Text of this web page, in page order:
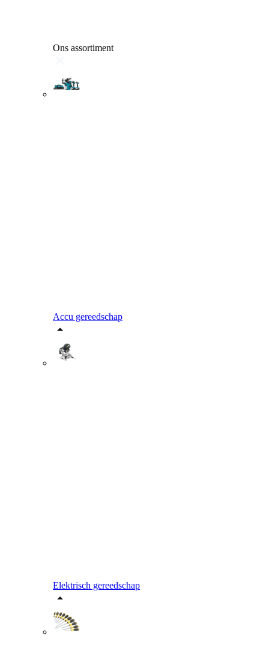
Ons assortiment
Accu gereedschap
Elektrisch gereedschap